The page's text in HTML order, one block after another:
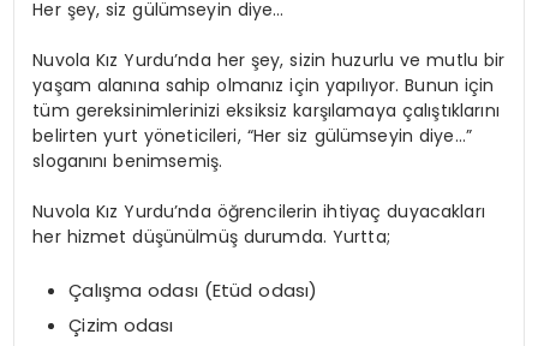
Her şey, siz gülümseyin diye…
Nuvola Kız Yurdu’nda her şey, sizin huzurlu ve mutlu bir
yaşam alanına sahip olmanız için yapılıyor. Bunun için
tüm gereksinimlerinizi eksiksiz karşılamaya çalıştıklarını
belirten yurt yöneticileri, “Her siz gülümseyin diye…”
sloganını benimsemiş.
Nuvola Kız Yurdu’nda öğrencilerin ihtiyaç duyacakları
her hizmet düşünülmüş durumda. Yurtta;
Çalışma odası (Etüd odası)
Çizim odası